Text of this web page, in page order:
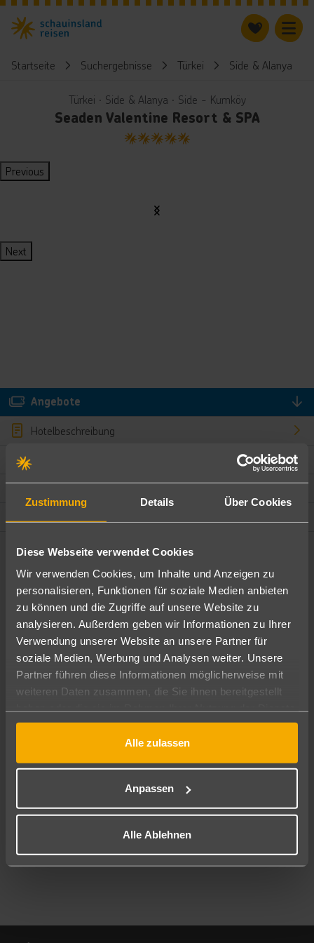
Zustimmung Details Über Cookies
Diese Webseite verwendet Cookies
Wir verwenden Cookies, um Inhalte und Anzeigen zu
personalisieren, Funktionen für soziale Medien anbieten
zu können und die Zugriffe auf unsere Website zu
analysieren. Außerdem geben wir Informationen zu Ihrer
Verwendung unserer Website an unsere Partner für
soziale Medien, Werbung und Analysen weiter. Unsere
Partner führen diese Informationen möglicherweise mit
weiteren Daten zusammen, die Sie ihnen bereitgestellt
gesammelt haben.
Alle zulassen
Anpassen
Alle Ablehnen
Startseite Suchergebnisse Türkei Side & Alanya
Türkei ∙ Side & Alanya ∙ Side - Kumköy
Seaden Valentine Resort & SPA
5
Previous
Next
Angebote
Hotelbeschreibung
Bewertungen
Ändere die Kriterien nach deinen Wünschen
Pauschal Nur Hotel
Abflughafen
Alle Abflughäfen
10.08.26–08.08.27 7-21 Nächte
Mehr Filter anzeigen